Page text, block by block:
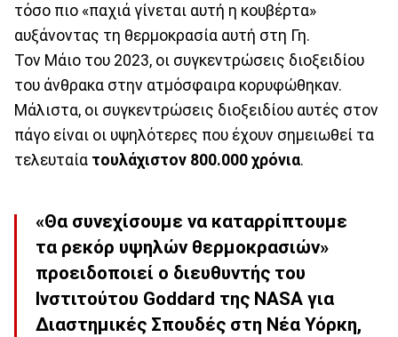
τόσο πιο «παχιά γίνεται αυτή η κουβέρτα»
αυξάνοντας τη θερμοκρασία αυτή στη Γη.
Τον Μάιο του 2023, οι συγκεντρώσεις διοξειδίου
του άνθρακα στην ατμόσφαιρα κορυφώθηκαν.
Μάλιστα, οι συγκεντρώσεις διοξειδίου αυτές στον
πάγο είναι οι υψηλότερες που έχουν σημειωθεί τα
τελευταία τουλάχιστον 800.000 χρόνια.
«Θα συνεχίσουμε να καταρρίπτουμε
τα ρεκόρ υψηλών θερμοκρασιών»
προειδοποιεί ο διευθυντής του
Ινστιτούτου Goddard της NASA για
Διαστημικές Σπουδές στη Νέα Υόρκη,